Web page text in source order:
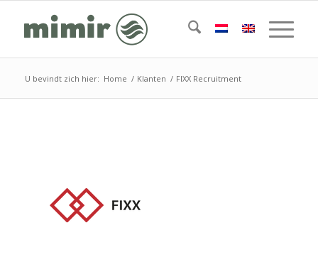
U bevindt zich hier: Home / Klanten / FIXX Recruitment